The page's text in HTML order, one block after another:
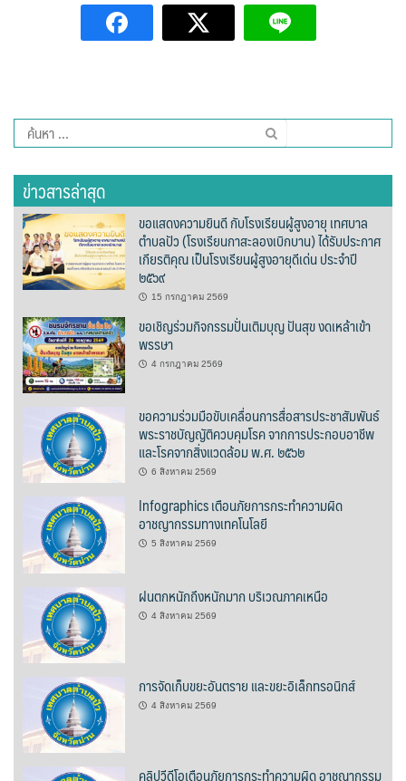
ลักษณาคาร์เร้นท์
ธุรกิจสปา/ร้านนวด
ติ๊ก นวดเพื่อสุขภาพ
วรนคร นวดเพื่อสุขภาพ
สรีสราญนาสปา & วิว
เฮือนปัว
แวนด้านวดไทยเพื่อสุขภาพ
นโยบายความเป็นส่วนตัว
บริการออนไลน์ ESERVICE
บุคลากร
กองการศึกษา
กองคลัง
กองช่าง
กองยุทธศาสตร์และงบประมาณ
กองสาธารณสุขและสิ่งแวดล้อม
สำนักปลัดเทศบาล
ค้นหา
สำหรับ:
ข่าวสารล่าสุด
ขอแสดงความยินดี กับโรงเรียนผู้สูงอายุ เทศบาล
ตำบลปัว (โรงเรียนกาสะลองเบิกบาน) ได้รับประกาศ
เกียรติคุณ เป็นโรงเรียนผู้สูงอายุดีเด่น ประจำปี
๒๕๖๙
15 กรกฎาคม 2569
ขอเชิญร่วมกิจกรรมปั่นเติมบุญ ปันสุข งดเหล้าเข้า
พรรษา
4 กรกฎาคม 2569
ขอความร่วมมือขับเคลื่อนการสื่อสารประชาสัมพันธ์
พระราชบัญญัติควบคุมโรค จากการประกอบอาชีพ
และโรคจากสิ่งแวดล้อม พ.ศ. ๒๕๖๒
6 สิงหาคม 2569
Infographics เตือนภัยการกระทำความผิด
อาชญากรรมทางเทคโนโลยี
5 สิงหาคม 2569
ฝนตกหนักถึงหนักมาก บริเวณภาคเหนือ
4 สิงหาคม 2569
การจัดเก็บขยะอันตราย และขยะอิเล็กทรอนิกส์
4 สิงหาคม 2569
คลิปวีดีโอเตือนภัยการกระทำความผิด อาชญากรรม